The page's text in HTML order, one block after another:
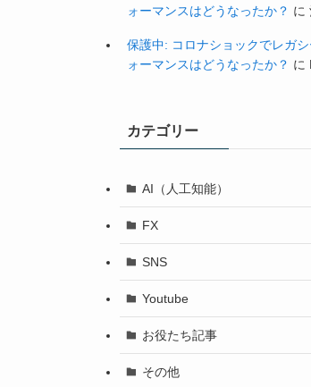
ォーマンスはどうなったか？ に
保護中: コロナショックでレガ
ォーマンスはどうなったか？ に
カテゴリー
AI（人工知能）
FX
SNS
Youtube
お役たち記事
その他